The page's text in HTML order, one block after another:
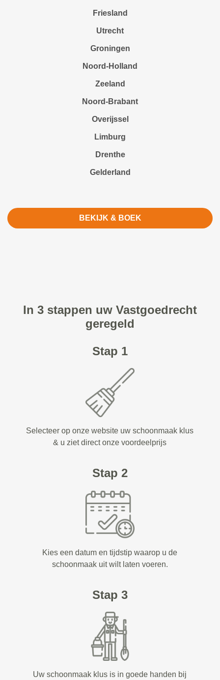
Friesland
Utrecht
Groningen
Noord-Holland
Zeeland
Noord-Brabant
Overijssel
Limburg
Drenthe
Gelderland
BEKIJK & BOEK
In 3 stappen uw Vastgoedrecht
geregeld
Stap 1
Selecteer op onze website uw schoonmaak klus
& u ziet direct onze voordeelprijs
Stap 2
Kies een datum en tijdstip waarop u de
schoonmaak uit wilt laten voeren.
Stap 3
Uw schoonmaak klus is in goede handen bij